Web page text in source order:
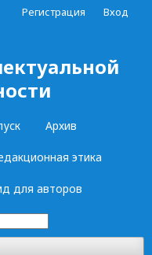
Архив
этика
для авторов
Регистрация Вход